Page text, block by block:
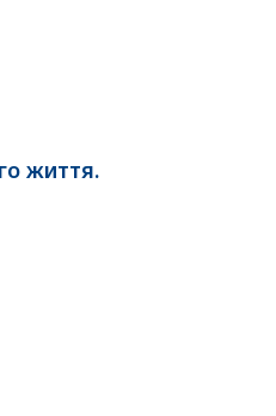
життя.